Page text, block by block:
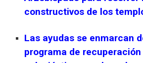
constructivos de los
Las ayudas se enmarcan
programa de